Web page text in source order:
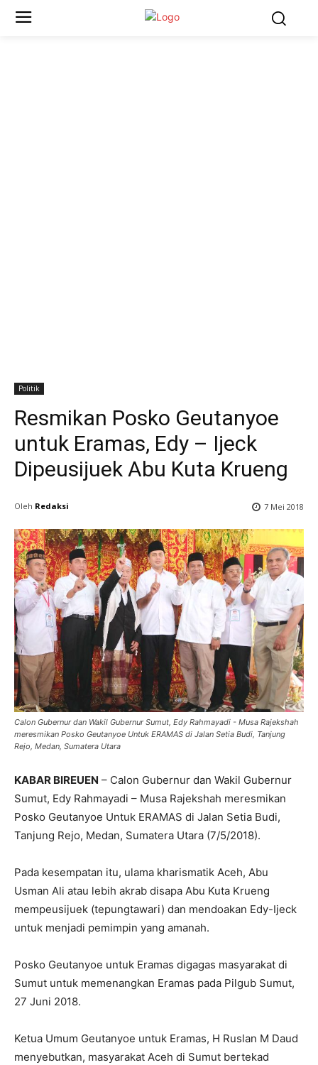
Politik
Resmikan Posko Geutanyoe
untuk Eramas, Edy – Ijeck
Dipeusijuek Abu Kuta Krueng
Oleh Redaksi 7 Mei 2018
Calon Gubernur dan Wakil Gubernur Sumut, Edy Rahmayadi - Musa Rajekshah
meresmikan Posko Geutanyoe Untuk ERAMAS di Jalan Setia Budi, Tanjung
Rejo, Medan, Sumatera Utara
KABAR BIREUEN – Calon Gubernur dan Wakil Gubernur
Sumut, Edy Rahmayadi – Musa Rajekshah meresmikan
Posko Geutanyoe Untuk ERAMAS di Jalan Setia Budi,
Tanjung Rejo, Medan, Sumatera Utara (7/5/2018).
Pada kesempatan itu, ulama kharismatik Aceh, Abu
Usman Ali atau lebih akrab disapa Abu Kuta Krueng
mempeusijuek (tepungtawari) dan mendoakan Edy-Ijeck
untuk menjadi pemimpin yang amanah.
Posko Geutanyoe untuk Eramas digagas masyarakat di
Sumut untuk memenangkan Eramas pada Pilgub Sumut,
27 Juni 2018.
Ketua Umum Geutanyoe untuk Eramas, H Ruslan M Daud
menyebutkan, masyarakat Aceh di Sumut bertekad